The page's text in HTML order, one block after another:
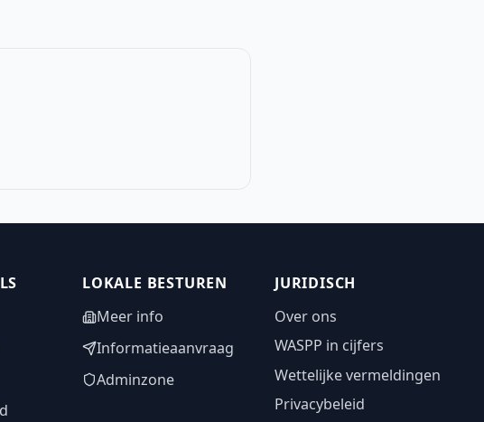
LOKALE BESTUREN
Meer info
Informatieaanvraag
Adminzone
JURIDISCH
Over ons
WASPP in cijfers
Wettelijke vermeldingen
Privacybeleid